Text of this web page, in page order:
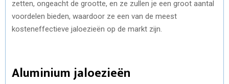
zetten, ongeacht de grootte, en ze zullen je een groot aantal
voordelen bieden, waardoor ze een van de meest
kosteneffectieve jaloezieën op de markt zijn.
Aluminium jaloezieën